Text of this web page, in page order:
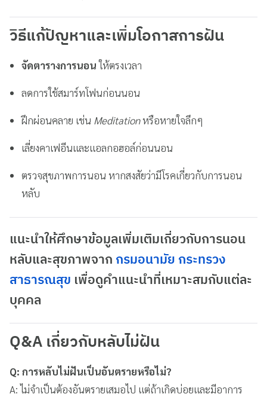
วิธีแก้ปัญหาและเพิ่มโอกาสการฝัน
จัดตารางการนอนให้ตรงเวลา
ลดการใช้สมาร์ทโฟนก่อนนอน
ฝึกผ่อนคลาย เช่น Meditationหรือหายใจลึกๆ
เลี่ยงคาเฟอีนและแอลกอฮอล์ก่อนนอน
ตรวจสุขภาพการนอน หากสงสัยว่ามีโรคเกี่ยวกับการนอน
หลับ
แนะนำให้ศึกษาข้อมูลเพิ่มเติมเกี่ยวกับการนอน
หลับและสุขภาพจากกรมอนามัย กระทรวง
สาธารณสุข เพื่อดูคำแนะนำที่เหมาะสมกับแต่ละ
บุคคล
Q&A เกี่ยวกับหลับไม่ฝัน
Q: การหลับไม่ฝันเป็นอันตรายหรือไม่?
A: ไม่จำเป็นต้องอันตรายเสมอไป แต่ถ้าเกิดบ่อยและมีอาการ